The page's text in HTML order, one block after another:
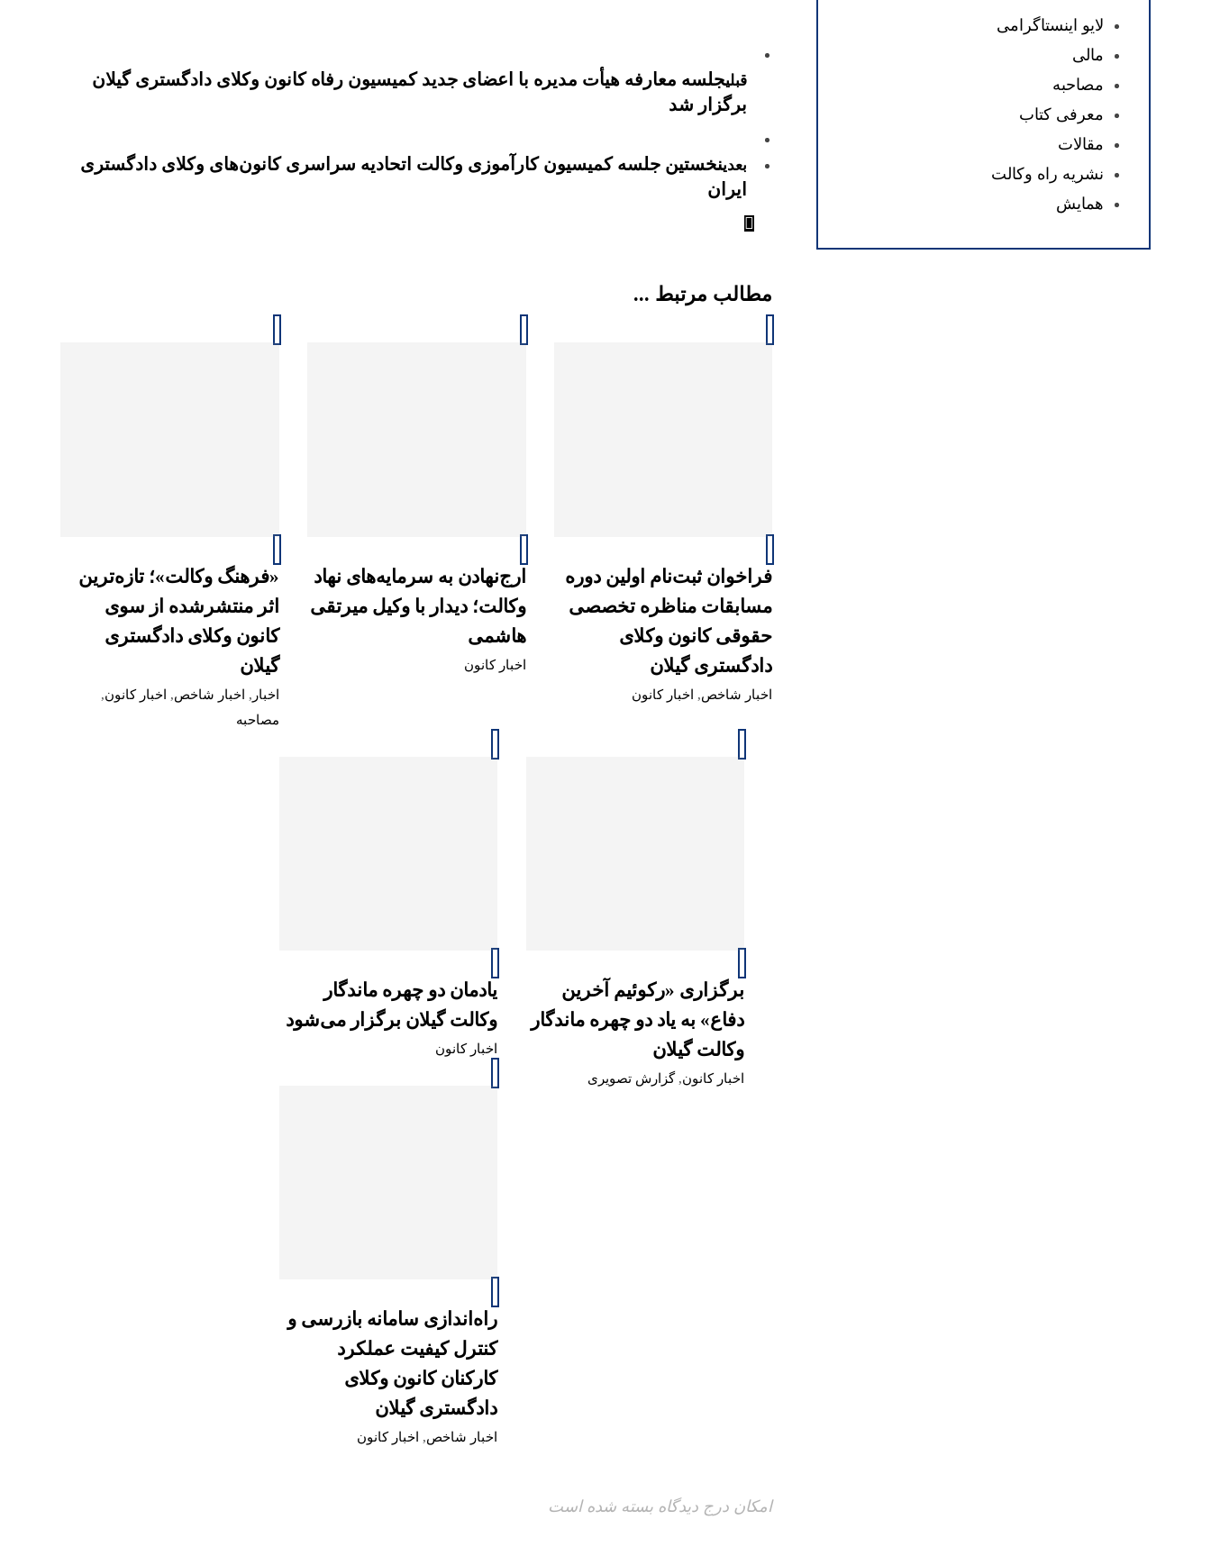
قبلیجلسه معارفه هیأت مدیره با اعضای جدید کمیسیون رفاه کانون وکلای دادگستری گیلان
برگزار شد
بعدینخستین جلسه کمیسیون کارآموزی وکالت اتحادیه سراسری کانون‌های وکلای دادگستری
ایران
مطالب مرتبط ...
فراخوان ثبت‌نام اولین دوره
مسابقات مناظره تخصصی
حقوقی کانون وکلای
دادگستری گیلان
اخبار شاخص, اخبار کانون
ارج‌نهادن به سرمایه‌های نهاد
وکالت؛ دیدار با وکیل میرتقی
هاشمی
اخبار کانون
«فرهنگ وکالت»؛ تازه‌ترین
اثر منتشرشده از سوی
کانون وکلای دادگستری
گیلان
اخبار , اخبار شاخص, اخبار کانون,
مصاحبه
برگزاری «رکوئیم آخرین
دفاع» به یاد دو چهره ماندگار
وکالت گیلان
اخبار کانون,گزارش تصویری
یادمان دو چهره ماندگار
وکالت گیلان برگزار می‌شود
اخبار کانون
راه‌اندازی سامانه بازرسی و
کنترل کیفیت عملکرد
کارکنان کانون وکلای
دادگستری گیلان
اخبار شاخص, اخبار کانون
امکان درج دیدگاه بسته شده است
لایو اینستاگرامی
مالی
مصاحبه
معرفی کتاب
مقالات
نشریه راه وکالت
همایش